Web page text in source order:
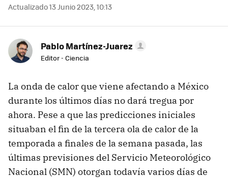
Actualizado 13 Junio 2023, 10:13
Pablo Martínez-Juarez
Editor - Ciencia
La onda de calor que viene afectando a México
durante los últimos días no dará tregua por
ahora. Pese a que las predicciones iniciales
situaban el fin de la tercera ola de calor de la
temporada a finales de la semana pasada, las
últimas previsiones del Servicio Meteorológico
Nacional (SMN) otorgan todavía varios días de